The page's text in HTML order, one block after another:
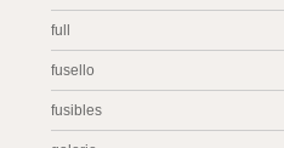
full
fusello
fusibles